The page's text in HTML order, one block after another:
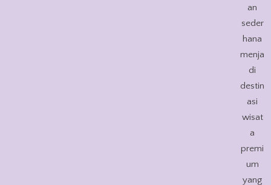
an
seder
hana
menja
di
destin
asi
wisat
a
premi
um
yang